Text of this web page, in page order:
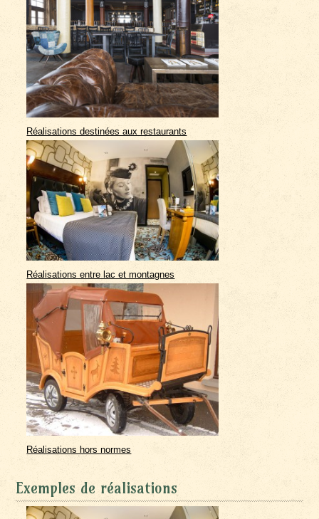
Réalisations destinées aux restaurants
Réalisations entre lac et montagnes
Réalisations hors normes
Exemples de réalisations